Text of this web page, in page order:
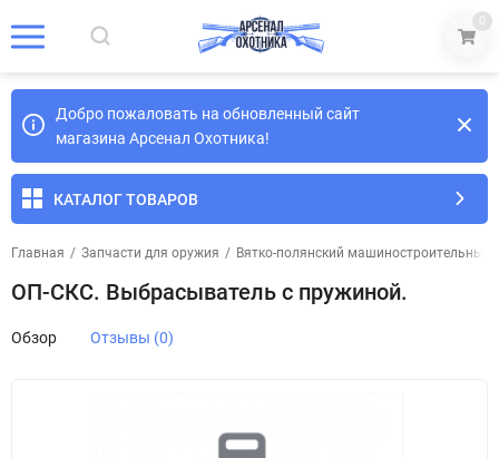
0
Добро пожаловать на обновленный сайт
магазина Арсенал Охотника!
КАТАЛОГ ТОВАРОВ
Главная / Запчасти для оружия / Вятко-полянский машиностроительный
ОП-СКС. Выбрасыватель с пружиной.
Обзор Отзывы (0)